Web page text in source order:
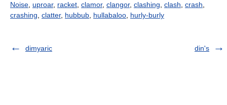
Noise uproar, racket clamor, clangor, clashing clash crash
crashing clatter, hubbub hullabaloo hurly-burly
dimyaric din's